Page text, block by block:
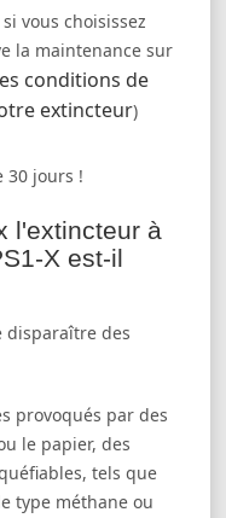
vous choisissez
la maintenance sur
conditions de
extincteur)
30 jours !
l'extincteur à
X est-il
disparaître des
provoqués par des
le papier, des
tels que
type méthane ou